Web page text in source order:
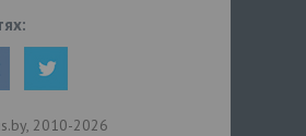
2010-2026